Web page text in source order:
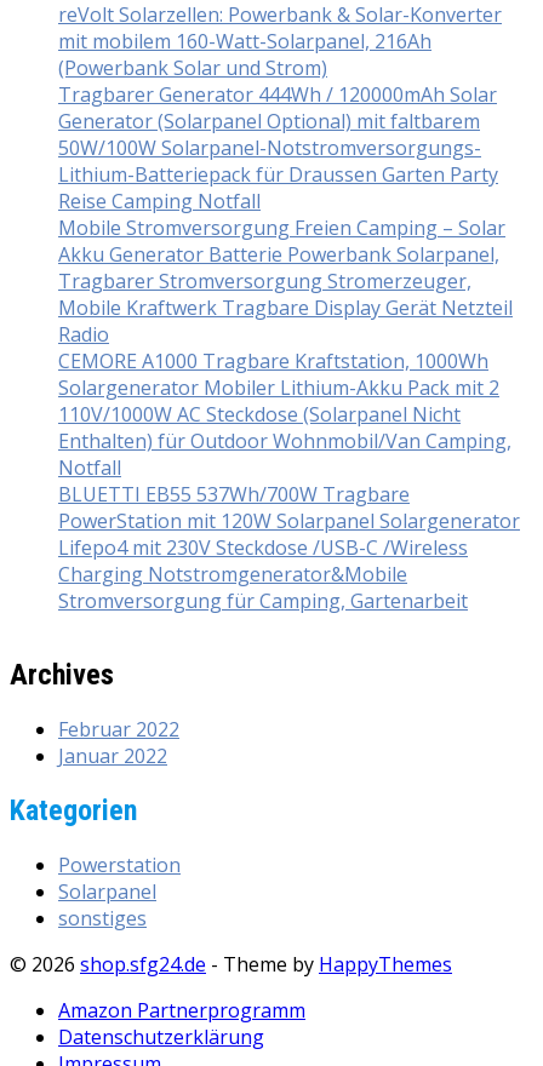
reVolt Solarzellen: Powerbank & Solar-Konverter
mit mobilem 160-Watt-Solarpanel, 216Ah
(Powerbank Solar und Strom)
Tragbarer Generator 444Wh / 120000mAh Solar
Generator (Solarpanel Optional) mit faltbarem
50W/100W Solarpanel-Notstromversorgungs-
Lithium-Batteriepack für Draussen Garten Party
Reise Camping Notfall
Mobile Stromversorgung Freien Camping – Solar
Akku Generator Batterie Powerbank Solarpanel,
Tragbarer Stromversorgung Stromerzeuger,
Mobile Kraftwerk Tragbare Display Gerät Netzteil
Radio
CEMORE A1000 Tragbare Kraftstation, 1000Wh
Solargenerator Mobiler Lithium-Akku Pack mit 2
110V/1000W AC Steckdose (Solarpanel Nicht
Enthalten) für Outdoor Wohnmobil/Van Camping,
Notfall
BLUETTI EB55 537Wh/700W Tragbare
PowerStation mit 120W Solarpanel Solargenerator
Lifepo4 mit 230V Steckdose /USB-C /Wireless
Charging Notstromgenerator&Mobile
Stromversorgung für Camping, Gartenarbeit
Archives
Februar 2022
Januar 2022
Kategorien
Powerstation
Solarpanel
sonstiges
© 2026 shop.sfg24.de - Theme by HappyThemes
Amazon Partnerprogramm
Datenschutzerklärung